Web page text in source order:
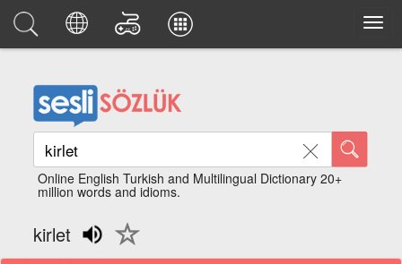
Online English Turkish and Multilingual Dictionary 20+
million words and idioms.
kirlet